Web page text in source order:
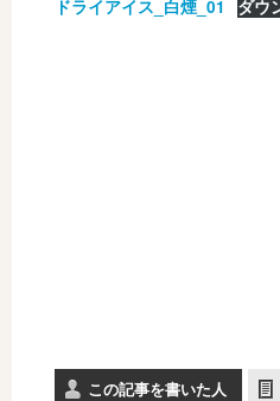
ドライアイス_白煙_01 ダウ
この記事を書いた人